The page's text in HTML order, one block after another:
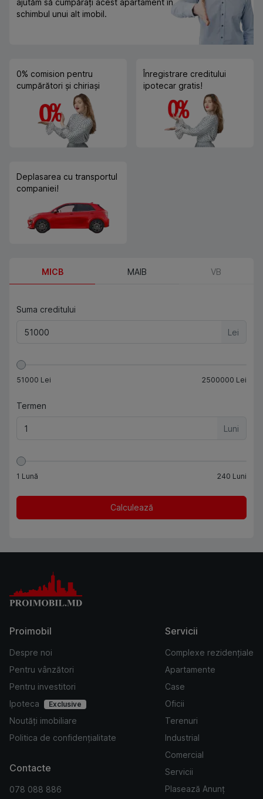
ajutăm să cumpărați acest apartament în
schimbul unui alt imobil.
0% comision pentru
cumpărători și chiriași
Înregistrare creditului
ipotecar gratis!
Deplasarea cu transportul
companiei!
MICB MAIB VB
Suma creditului
Lei
51000 Lei 2500000 Lei
Termen
Luni
1 Lună 240 Luni
Calculează
Proimobil
Despre noi
Pentru vânzători
Pentru investitori
Ipoteca
Exclusive
Noutăți imobiliare
Politica de confidențialitate
Servicii
Complexe rezidențiale
Apartamente
Case
Oficii
Terenuri
Industrial
Comercial
Servicii
Plasează Anunț
Contacte
078 088 886